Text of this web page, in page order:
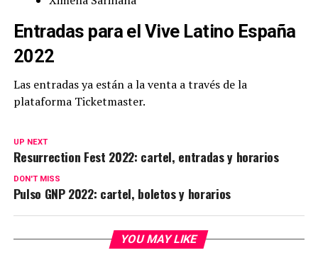
Entradas para el Vive Latino España
2022
Las entradas ya están a la venta a través de la
plataforma Ticketmaster.
UP NEXT
Resurrection Fest 2022: cartel, entradas y horarios
DON'T MISS
Pulso GNP 2022: cartel, boletos y horarios
YOU MAY LIKE